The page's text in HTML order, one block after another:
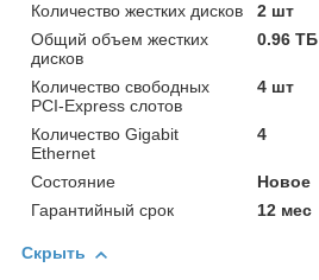
Количество жестких дисков
2 шт
Общий объем жестких
дисков
0.96 ТБ
Количество свободных
PCI-Express слотов
4 шт
Количество Gigabit
Ethernet
4
Состояние
Новое
Гарантийный срок
12 мес
Скрыть